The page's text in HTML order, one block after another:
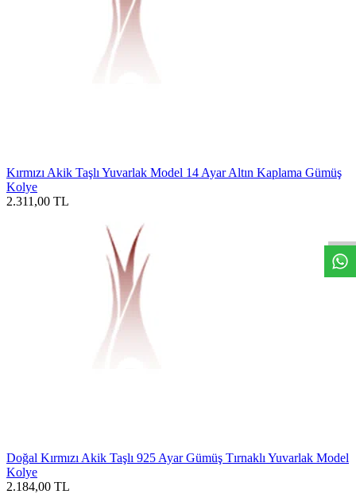
Kırmızı Akik Taşlı Yuvarlak Model 14 Ayar Altın Kaplama Gümüş
Kolye
2.311,00 TL
Doğal Kırmızı Akik Taşlı 925 Ayar Gümüş Tırnaklı Yuvarlak Model
Kolye
2.184,00 TL